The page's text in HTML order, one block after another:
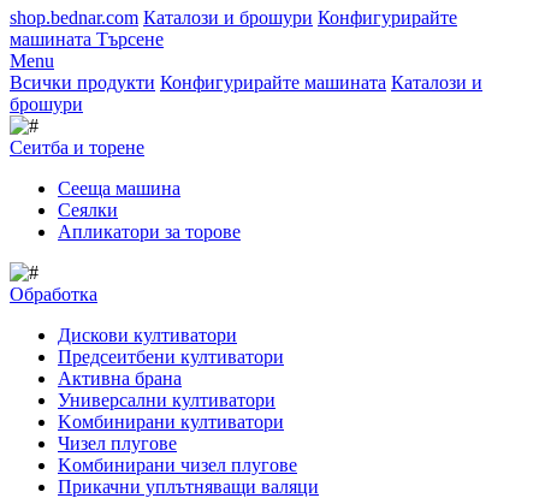
shop.bednar.com Каталози и брошури Конфигурирайте
машината Търсене
Menu
Всички продукти Конфигурирайте машината Каталози и
брошури
Сеитба и торене
Cееща машина
Cеялки
Апликатори за торове
Обработка
Дискови култиватори
Предсеитбени култиватори
Активна брана
Универсални култиватори
Kомбинирани култиватори
Чизел плугове
Kомбинирани чизел плугове
Прикачни уплътняващи валяци